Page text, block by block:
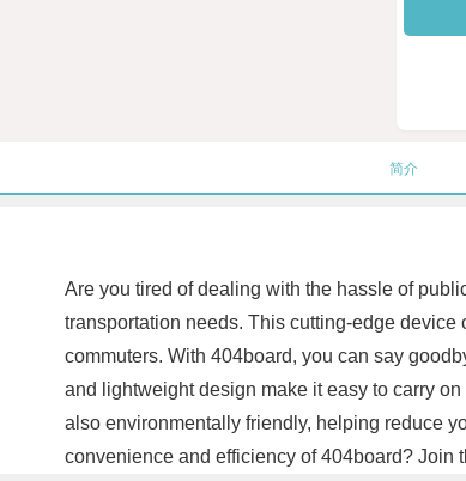
简介
Are you tired of dealing with the hassle of
transportation needs. This cutting-edge
commuters. With 404board, you can say
and lightweight design make it easy to carry
also environmentally friendly, helping reduce
convenience and efficiency of 404board? Join